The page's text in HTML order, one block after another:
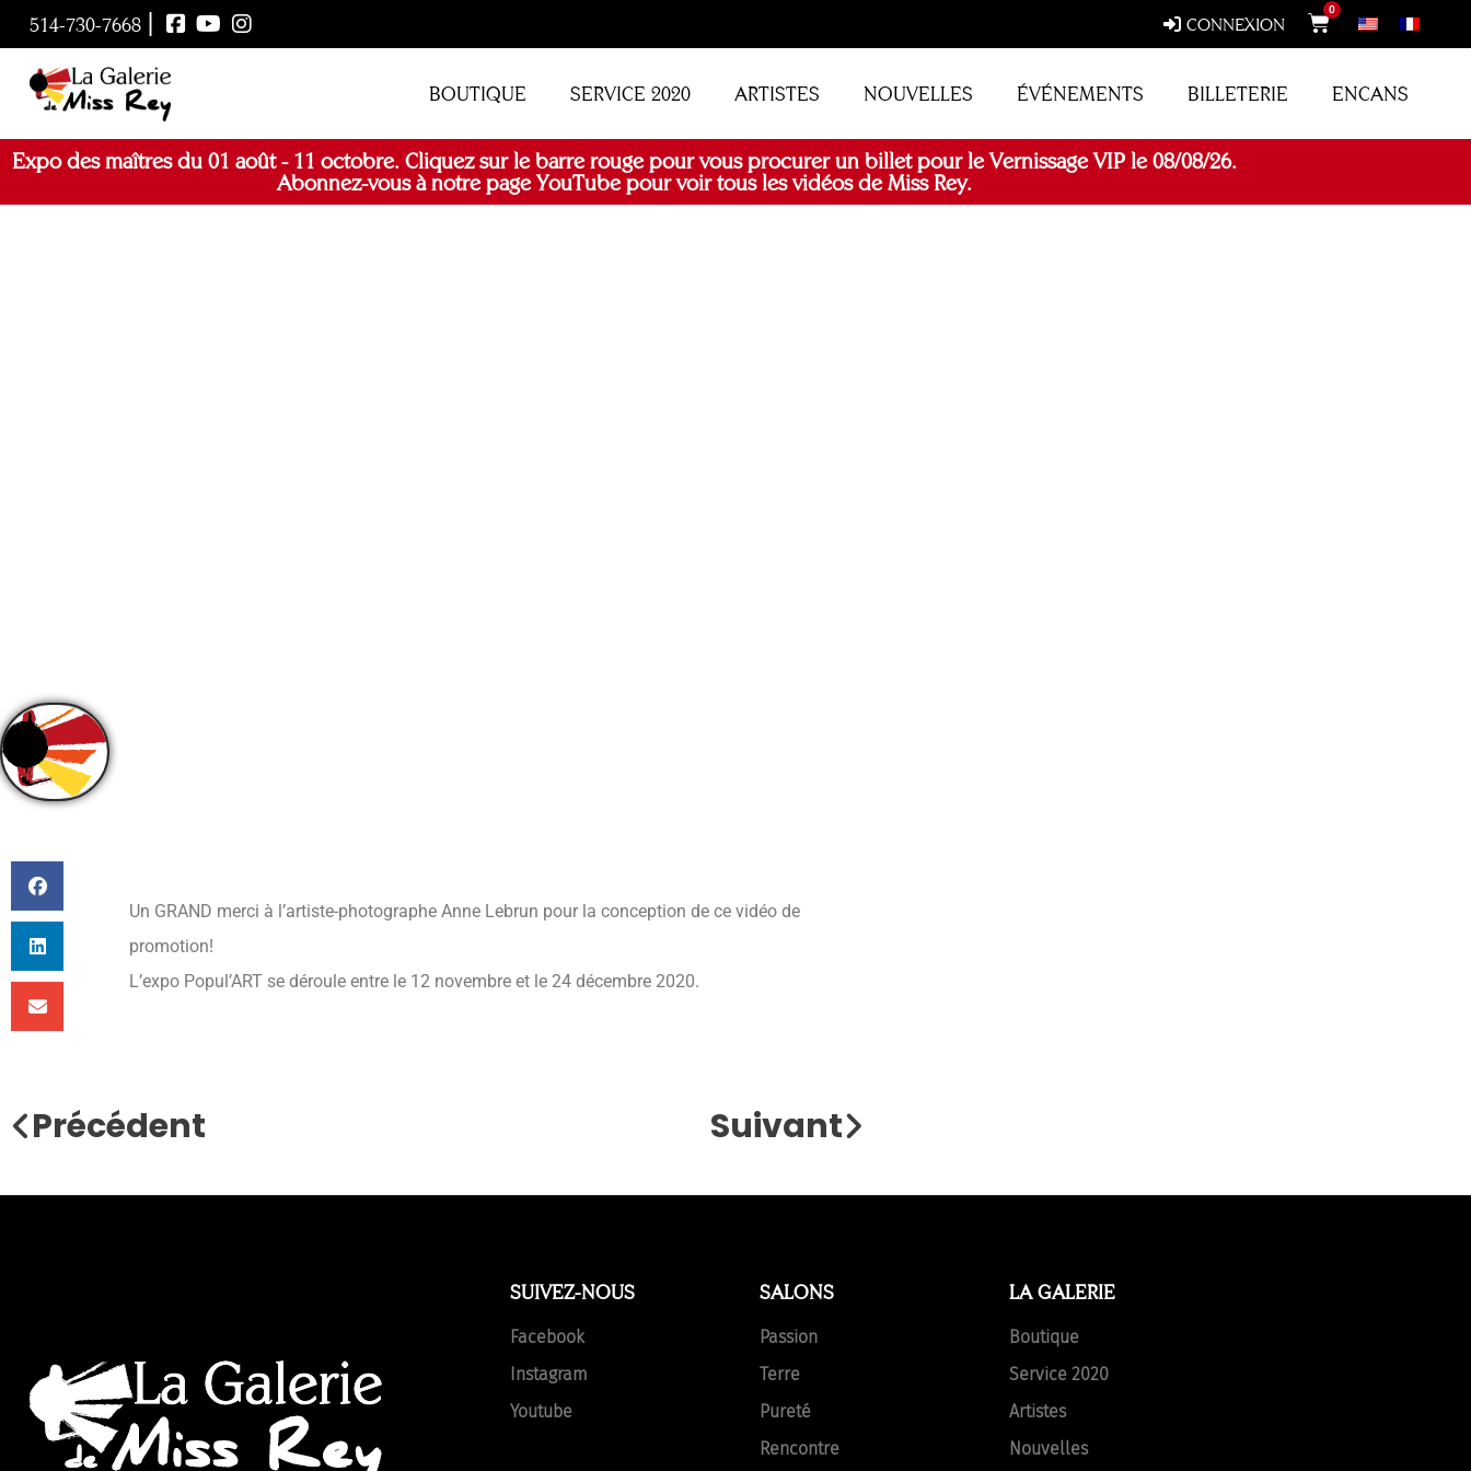
514-730-7668 | CONNEXION
0
BOUTIQUE SERVICE 2020 ARTISTES NOUVELLES ÉVÉNEMENTS BILLETERIE ENCANS
Expo des maîtres du 01 août - 11 octobre. Cliquez sur le barre rouge pour vous procurer un billet pour le Vernissage VIP le 08/08/26.
Abonnez-vous à notre page YouTube pour voir tous les vidéos de Miss Rey.
Un GRAND merci à l’artiste-photographe Anne Lebrun pour la conception de ce vidéo de
promotion!
L’expo Popul’ART se déroule entre le 12 novembre et le 24 décembre 2020.
Précédent Suivant
SUIVEZ-NOUS
Facebook
Instagram
Youtube
SALONS
Passion
Terre
Pureté
Rencontre
LA GALERIE
Boutique
Service 2020
Artistes
Nouvelles